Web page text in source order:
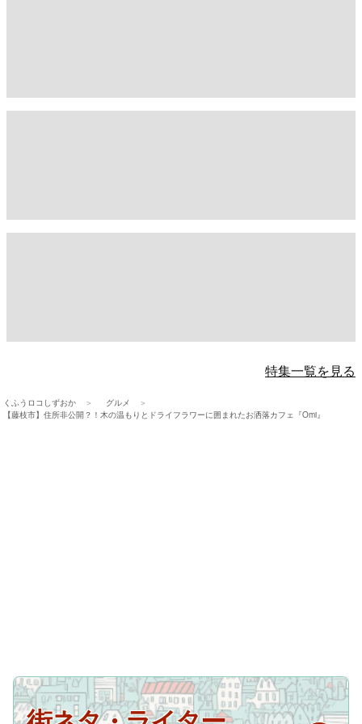
特集一覧を見る
くふうロコしずおか
グルメ
【藤枝市】住所非公開？！木の温もりとドライフラワーに囲まれたお洒落カフェ『Omi』